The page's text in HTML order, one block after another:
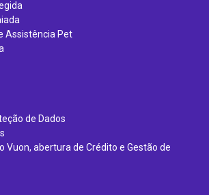
Assistência Pet
de Dados
Vuon, abertura de Crédito e Gestão de